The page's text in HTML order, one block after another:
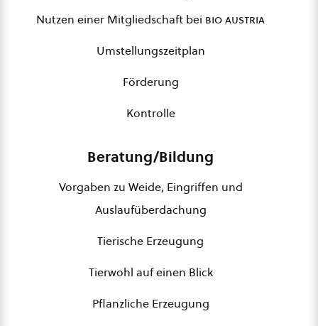
Nutzen einer Mitgliedschaft bei bio austria
Umstellungszeitplan
Förderung
Kontrolle
Beratung/Bildung
Vorgaben zu Weide, Eingriffen und
Auslaufüberdachung
Tierische Erzeugung
Tierwohl auf einen Blick
Pflanzliche Erzeugung